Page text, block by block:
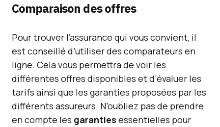
Comparaison des offres
Pour trouver l’assurance qui vous convient, il
est conseillé d’utiliser des comparateurs en
ligne. Cela vous permettra de voir les
différentes offres disponibles et d’évaluer les
tarifs ainsi que les garanties proposées par les
différents assureurs. N’oubliez pas de prendre
en compte les garanties essentielles pour